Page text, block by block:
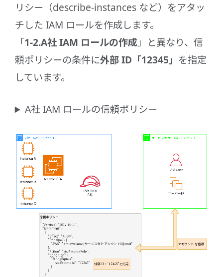
リシー（describe-instances など）をアタッ
チした IAM ロールを作成します。
「1-2.A社 IAM ロールの作成」と異なり、信
頼ポリシーの条件に外部 ID「12345」 を指定
しています。
A社 IAM ロールの信頼ポリシー